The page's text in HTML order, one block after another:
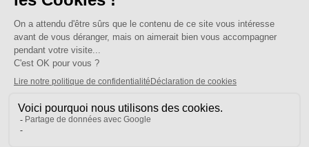
SE-Unsa est un syndicat de l’UNSA